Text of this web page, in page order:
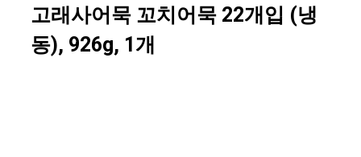
고래사어묵 꼬치어묵 22개입 (냉
동), 926g, 1개